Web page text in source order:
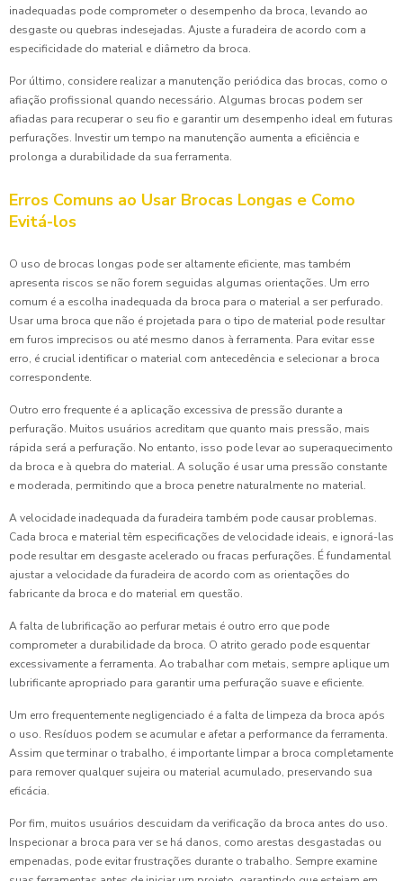
inadequadas pode comprometer o desempenho da broca, levando ao
desgaste ou quebras indesejadas. Ajuste a furadeira de acordo com a
especificidade do material e diâmetro da broca.
Por último, considere realizar a manutenção periódica das brocas, como o
afiação profissional quando necessário. Algumas brocas podem ser
afiadas para recuperar o seu fio e garantir um desempenho ideal em futuras
perfurações. Investir um tempo na manutenção aumenta a eficiência e
prolonga a durabilidade da sua ferramenta.
Erros Comuns ao Usar Brocas Longas e Como
Evitá-los
O uso de brocas longas pode ser altamente eficiente, mas também
apresenta riscos se não forem seguidas algumas orientações. Um erro
comum é a escolha inadequada da broca para o material a ser perfurado.
Usar uma broca que não é projetada para o tipo de material pode resultar
em furos imprecisos ou até mesmo danos à ferramenta. Para evitar esse
erro, é crucial identificar o material com antecedência e selecionar a broca
correspondente.
Outro erro frequente é a aplicação excessiva de pressão durante a
perfuração. Muitos usuários acreditam que quanto mais pressão, mais
rápida será a perfuração. No entanto, isso pode levar ao superaquecimento
da broca e à quebra do material. A solução é usar uma pressão constante
e moderada, permitindo que a broca penetre naturalmente no material.
A velocidade inadequada da furadeira também pode causar problemas.
Cada broca e material têm especificações de velocidade ideais, e ignorá-las
pode resultar em desgaste acelerado ou fracas perfurações. É fundamental
ajustar a velocidade da furadeira de acordo com as orientações do
fabricante da broca e do material em questão.
A falta de lubrificação ao perfurar metais é outro erro que pode
comprometer a durabilidade da broca. O atrito gerado pode esquentar
excessivamente a ferramenta. Ao trabalhar com metais, sempre aplique um
lubrificante apropriado para garantir uma perfuração suave e eficiente.
Um erro frequentemente negligenciado é a falta de limpeza da broca após
o uso. Resíduos podem se acumular e afetar a performance da ferramenta.
Assim que terminar o trabalho, é importante limpar a broca completamente
para remover qualquer sujeira ou material acumulado, preservando sua
eficácia.
Por fim, muitos usuários descuidam da verificação da broca antes do uso.
Inspecionar a broca para ver se há danos, como arestas desgastadas ou
empenadas, pode evitar frustrações durante o trabalho. Sempre examine